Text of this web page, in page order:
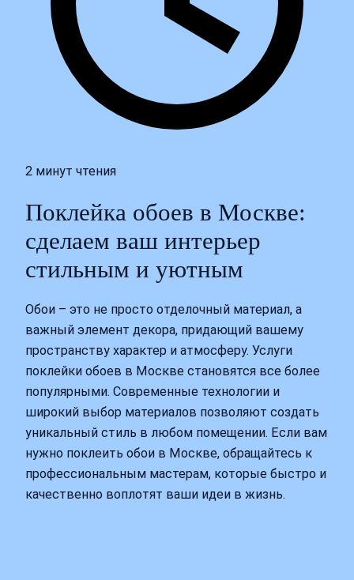
2 минут чтения
Поклейка обоев в Москве:
сделаем ваш интерьер
стильным и уютным
Обои – это не просто отделочный материал, а
важный элемент декора, придающий вашему
пространству характер и атмосферу. Услуги
поклейки обоев в Москве становятся все более
популярными. Современные технологии и
широкий выбор материалов позволяют создать
уникальный стиль в любом помещении. Если вам
нужно поклеить обои в Москве, обращайтесь к
профессиональным мастерам, которые быстро и
качественно воплотят ваши идеи в жизнь.